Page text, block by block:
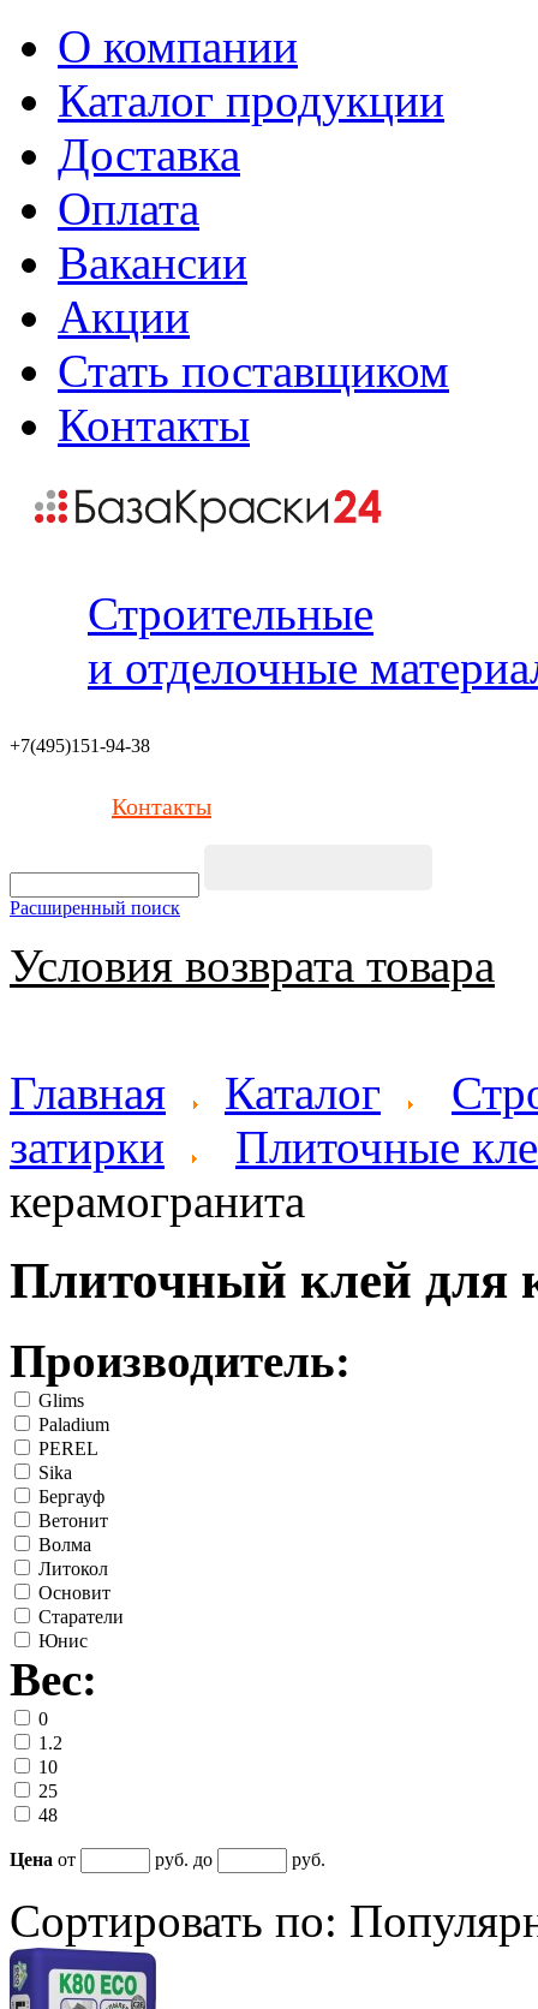
О компании
Каталог продукции
Доставка
Оплата
Вакансии
Акции
Стать поставщиком
Контакты
Строительные
и отделочные
+7(495)151-94-38
Контакты
Расширенный поиск
Условия возврата товара
Главная Каталог
затирки
Плиточные
керамогранита
Плиточный клей для
Производитель:
Glims
Paladium
PEREL
Sika
Бергауф
Ветонит
Волма
Литокол
Основит
Старатели
Юнис
Вес:
0
1.2
10
25
48
Цена от руб. до руб.
Сортировать по: